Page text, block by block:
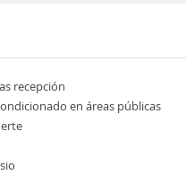
recepción
en áreas públicas